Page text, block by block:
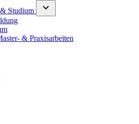
Studium
& Praxisarbeiten